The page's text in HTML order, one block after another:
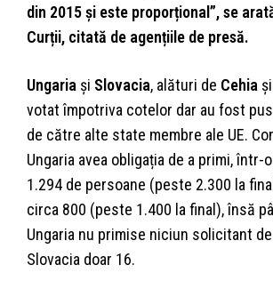
din 2015 și este proporțional”, se
Curții, citată de agențiile de presă.
Ungaria și Slovacia, alături de Cehia și
votat împotriva cotelor dar au fost
de către alte state membre ale UE.
Ungaria avea obligația de a primi, într-
1.294 de persoane (peste 2.300 la
circa 800 (peste 1.400 la final), însă
Ungaria nu primise niciun solicitant
Slovacia doar 16.